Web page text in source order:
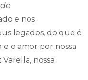
e nos
legados, do que é
e o amor por nossa
nossa